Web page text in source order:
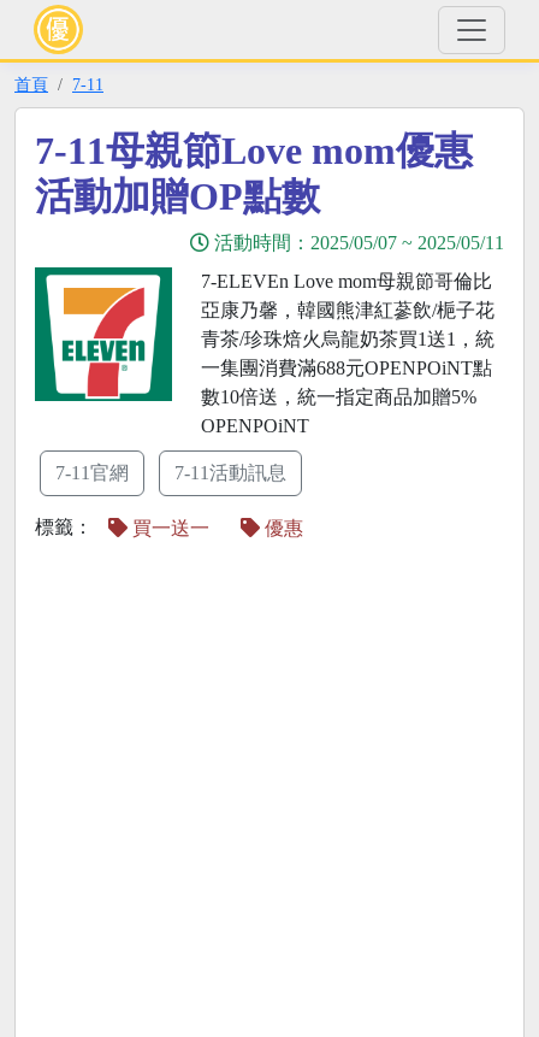
首頁 7-11
7-11母親節Love mom優惠
活動加贈OP點數
活動時間： 2025/05/07 ~ 2025/05/11
7-ELEVEn Love mom母親節哥倫比
亞康乃馨，韓國熊津紅蔘飲/梔子花
青茶/珍珠焙火烏龍奶茶買1送1，統
一集團消費滿688元OPENPOiNT點
數10倍送，統一指定商品加贈5%
OPENPOiNT
7-11官網 7-11活動訊息
標籤： 買一送一 優惠